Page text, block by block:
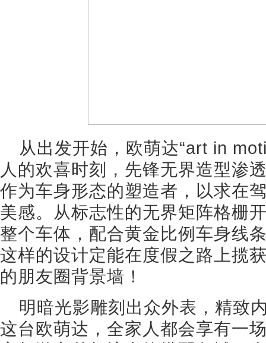
从出发开始，欧萌达“art in
人的欢喜时刻，先锋无界造型渗
作为车身形态的塑造者，以求在
美感。从标志性的无界矩阵格栅
整个车体，配合黄金比例车身线
这样的设计定能在度假之路上揽
的朋友圈背景墙！
明暗光影雕刻出众外表，精致
这台欧萌达，全家人都会享有一